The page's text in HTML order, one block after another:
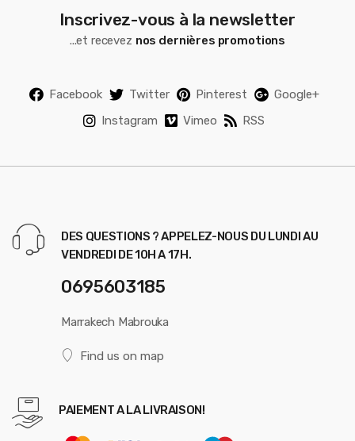
Inscrivez-vous à la newsletter
...et recevez nos dernières promotions
Facebook Twitter Pinterest
Google+
Instagram
Vimeo RSS
DES QUESTIONS ? APPELEZ-NOUS DU LUNDI AU
VENDREDI DE 10H A 17H.
0695603185
Marrakech Mabrouka
Find us on map
PAIEMENT A LA LIVRAISON!